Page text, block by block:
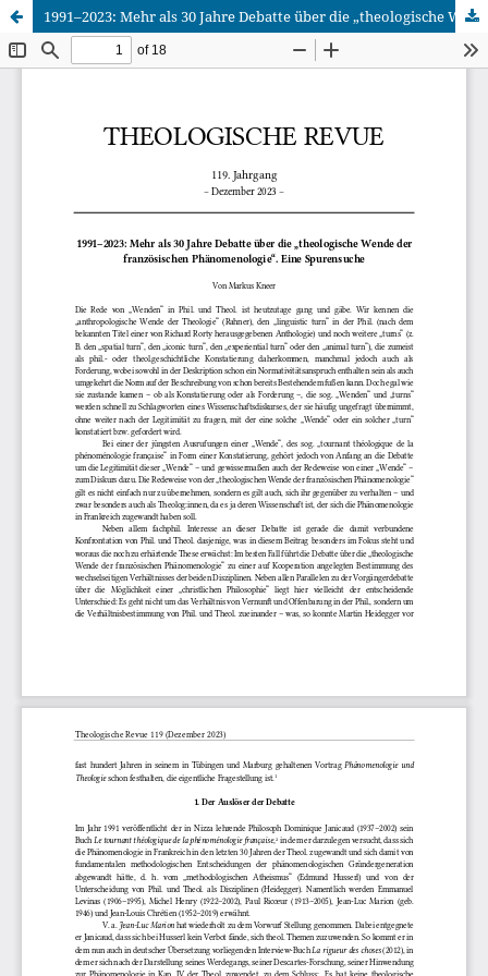
1991–2023: Mehr als 30 Jahre Debatte über die „theologische Wende der französischen Phänomenologie“. Eine Spurensuche